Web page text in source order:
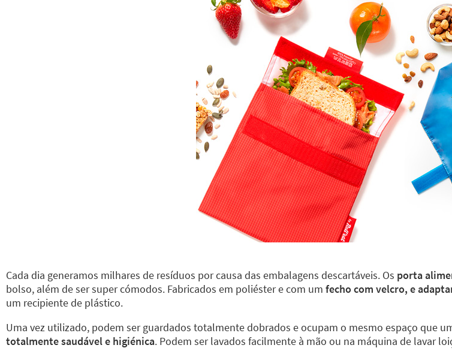
Cada dia generamos milhares de resíduos por causa das embalagens descartáveis. Os porta
bolso, além de ser super cómodos. Fabricados em poliéster e com um fecho com velcro, e
um recipiente de plástico.
Uma vez utilizado, podem ser guardados totalmente dobrados e ocupam o mesmo espaço que
totalmente saudável e higiénica. Podem ser lavados facilmente à mão ou na máquina de lavar